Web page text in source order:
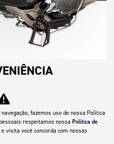
incluem manoplas e
e compartimento
USB.
fazemos uso de nossa Política
respeitamos nossa Política de
visita você concorda com nossas